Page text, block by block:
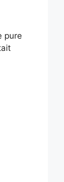
pure